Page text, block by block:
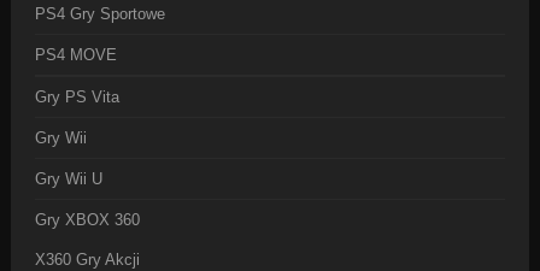
PS4 Gry Sportowe
PS4 MOVE
Gry PS Vita
Gry Wii
Gry Wii U
Gry XBOX 360
X360 Gry Akcji